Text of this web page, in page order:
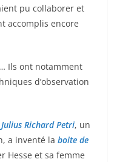
pu collaborer et
accomplis encore
Ils ont notamment
d’observation
Julius Richard Petri, un
a inventé la boite de
Hesse et sa femme